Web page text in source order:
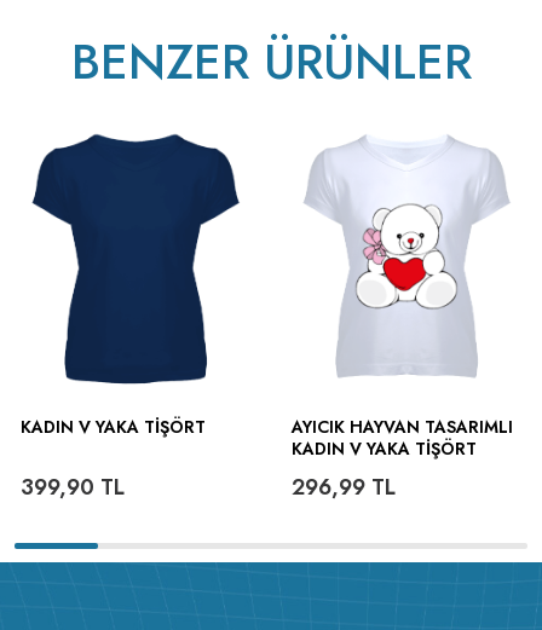
ütülenir.BENZER ÜRÜNLER
KADIN V YAKA TIŞÖRT
399,90 TL
AYICIK HAYVAN TASARIMLI
KADIN V YAKA TIŞÖRT
296,99TL